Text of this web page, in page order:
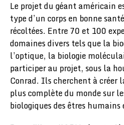
Le projet du géant américain
type d’un corps en bonne
récoltées. Entre 70 et 100
domaines divers tels que la
l’optique, la biologie
participer au projet, sous la
Conrad. Ils cherchent à créer
plus complète du monde sur
biologiques des êtres humains